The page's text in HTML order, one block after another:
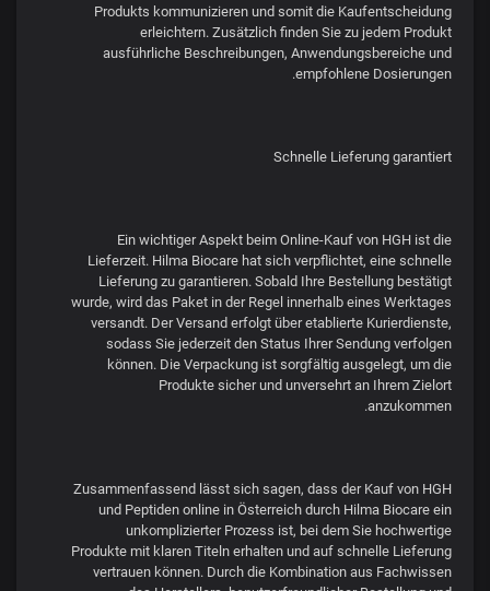
Produkts kommunizieren und somit die Kaufentscheidung
erleichtern. Zusätzlich finden Sie zu jedem Produkt
ausführliche Beschreibungen, Anwendungsbereiche und
empfohlene Dosierungen.
Schnelle Lieferung garantiert
Ein wichtiger Aspekt beim Online-Kauf von HGH ist die
Lieferzeit. Hilma Biocare hat sich verpflichtet, eine schnelle
Lieferung zu garantieren. Sobald Ihre Bestellung bestätigt
wurde, wird das Paket in der Regel innerhalb eines Werktages
versandt. Der Versand erfolgt über etablierte Kurierdienste,
sodass Sie jederzeit den Status Ihrer Sendung verfolgen
können. Die Verpackung ist sorgfältig ausgelegt, um die
Produkte sicher und unversehrt an Ihrem Zielort
anzukommen.
Zusammenfassend lässt sich sagen, dass der Kauf von HGH
und Peptiden online in Österreich durch Hilma Biocare ein
unkomplizierter Prozess ist, bei dem Sie hochwertige
Produkte mit klaren Titeln erhalten und auf schnelle Lieferung
vertrauen können. Durch die Kombination aus Fachwissen